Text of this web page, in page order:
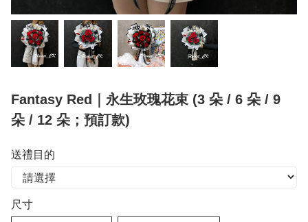
Fantasy Red｜永生玫瑰花束 (3 朵 / 6 朵 / 9
朵 / 12 朵；預訂款)
送禮目的
尺寸